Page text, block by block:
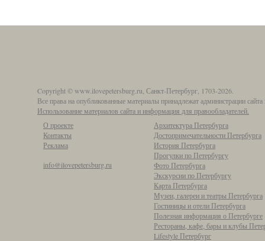
Copyright © www.ilovepetersburg.ru, Санкт-Петербург, 1703-2026.
Все права на опубликованные материалы принадлежат администрации
Использование материалов сайта и информация для правообладателей.
О проекте
Контакты
Реклама
info@ilovepetersburg.ru
Архитектура Петербурга
Достопримечательности Петербурга
История Петербурга
Прогулки по Петербургу
Фото Петербурга
Экскурсии по Петербургу
Карта Петербурга
Музеи, галереи и театры Петербурга
Гостиницы и отели Петербурга
Полезная информация о Петербурге
Рестораны, кафе, бары и клубы
Lifestyle Петербург